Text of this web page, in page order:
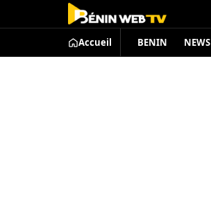
Accueil BENIN NEWS